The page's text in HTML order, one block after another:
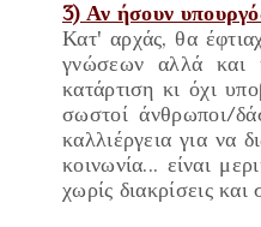
3) Αν ήσουν
Κατ' αρχάς, θα
γνώσεων αλλά και
κατάρτιση κι όχι
σωστοί άνθρωποι/
καλλιέργεια για να
κοινωνία... είναι
χωρίς διακρίσεις